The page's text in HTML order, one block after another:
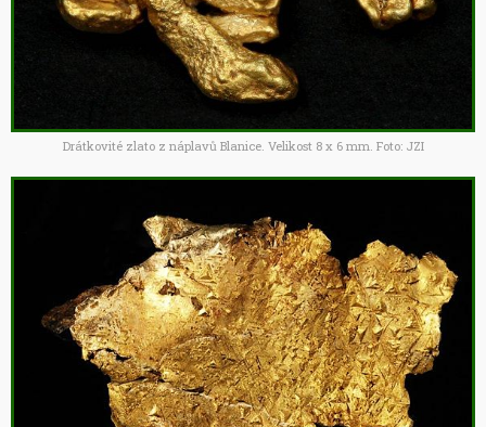
Drátkovité zlato z náplavů Blanice. Velikost 8 x 6 mm. Foto: JZI